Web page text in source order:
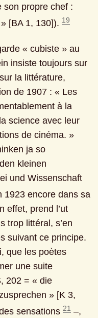
son propre chef :
» [BA 1, 130]). 19
« cubiste » au
insiste toujours sur
la littérature,
de 1907 : « Les
à la
science avec leur
de cinéma. »
ja so
kleinen
und Wissenschaft
1923 encore dans sa
effet, prend l’ut
trop littéral, s’en
suivant ce principe.
que les poètes
une suite
202 = « die
» [K 3,
sensations 21 ‒,